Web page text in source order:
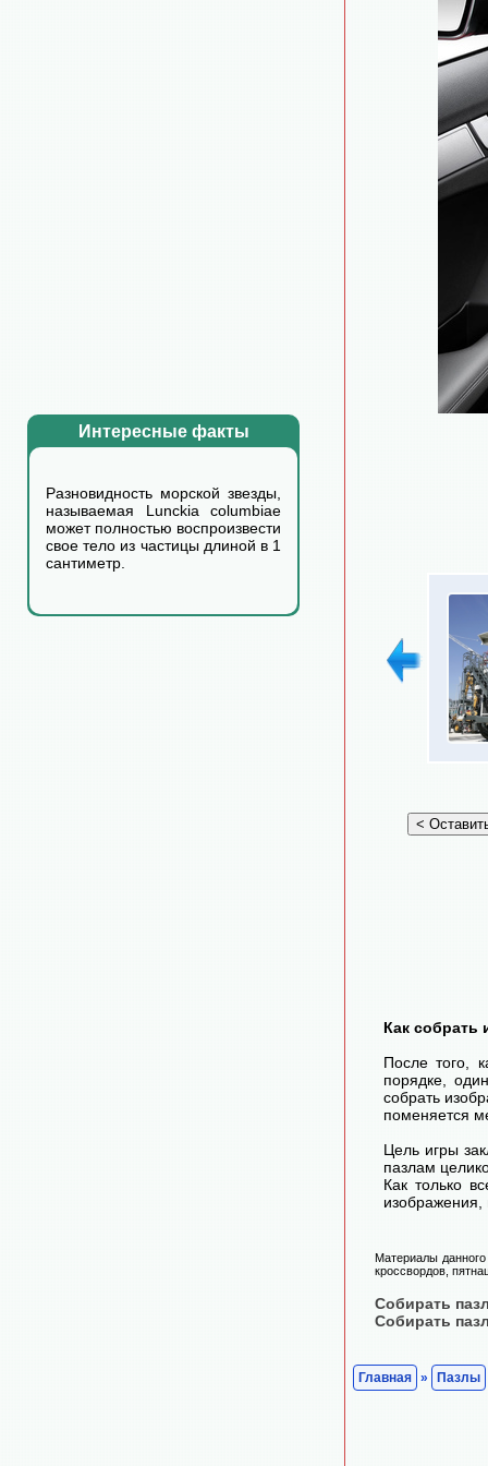
Интересные факты
Разновидность морской звезды,
называемая Lunckia columbiae
может полностью воспроизвести
свое тело из частицы длиной в 1
сантиметр.
Как собрать
После того,
порядке,
собрать
поменяется
Цель игры
пазлам
Как только
изображения,
Материалы данного
кроссвордов,
Собирать
Собирать
Главная » Пазлы